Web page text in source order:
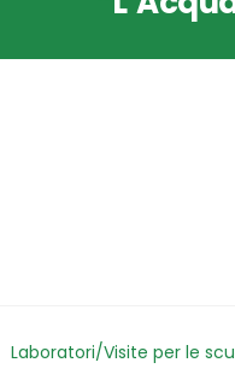
Laboratori/Visite per le